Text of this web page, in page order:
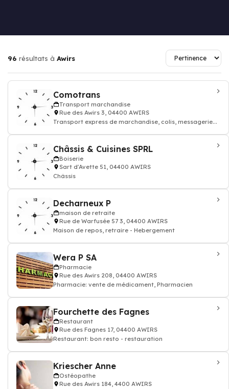
96 résultats à Awirs
Comotrans
Transport marchandise
Rue des Awirs 3, 04400 AWIRS
Transport express de marchandise, colis, messagerie...
Châssis & Cuisines SPRL
Boiserie
Sart d'Avette 51, 04400 AWIRS
Châssis
Decharneux P
maison de retraite
Rue de Warfusée 57 3, 04400 AWIRS
Maison de repos, retraire - Hebergement
Wera P SA
Pharmacie
Rue des Awirs 208, 04400 AWIRS
Pharmacie: vente de médicament, Pharmacien
Fourchette des Fagnes
Restaurant
Rue des Fagnes 17, 04400 AWIRS
Restaurant: bon resto - restauration
Kriescher Anne
Ostéopathe
Rue des Awirs 184, 4400 AWIRS